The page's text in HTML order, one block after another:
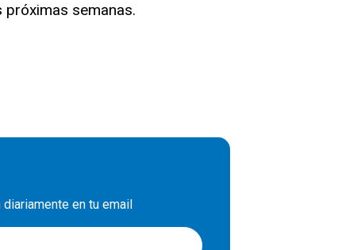
próximas semanas.
en tu email